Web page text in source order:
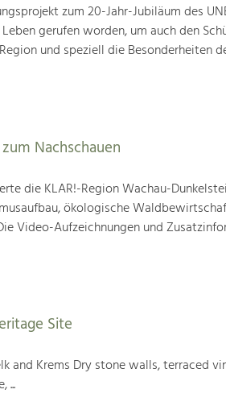
zum 20-Jahr-Jubiläum des
gerufen worden, um auch den
und speziell die Besonderheiten
Nachschauen
die KLAR!-Region Wachau-
ökologische
Video-Aufzeichnungen und
Site
and Krems Dry stone walls, terraced
...